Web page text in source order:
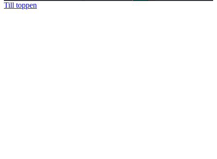
Till toppen